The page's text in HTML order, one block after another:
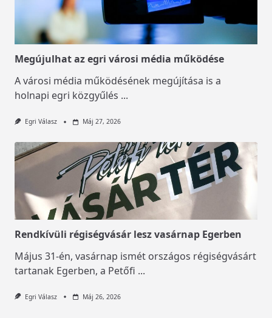
Megújulhat az egri városi média működése
A városi média működésének megújítása is a
holnapi egri közgyűlés ...
Egri Válasz Máj 27, 2026
Rendkívüli régiségvásár lesz vasárnap Egerben
Május 31-én, vasárnap ismét országos régiségvásárt
tartanak Egerben, a Petőfi ...
Egri Válasz Máj 26, 2026